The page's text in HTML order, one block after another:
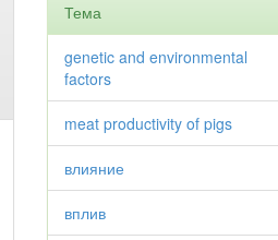
Тема
genetic and environmental
factors
meat productivity of pigs
влияние
вплив